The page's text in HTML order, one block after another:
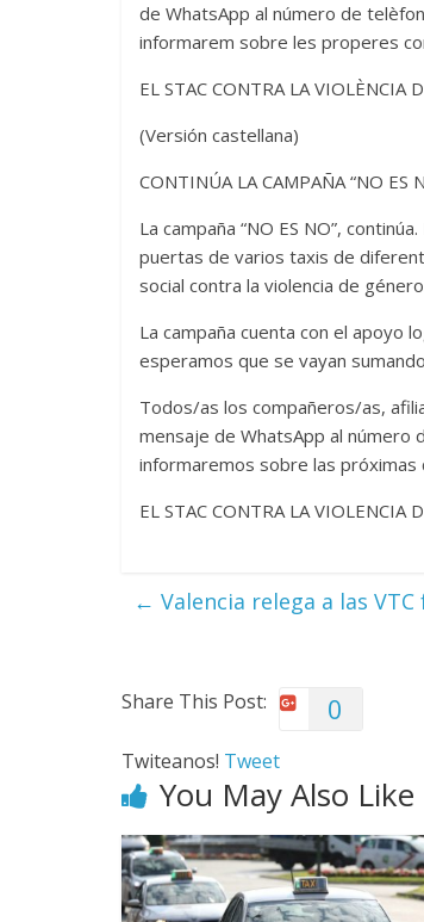
de WhatsApp al número de
informarem sobre les properes
EL STAC CONTRA LA VIOLÈNCIA
(Versión castellana)
CONTINÚA LA CAMPAÑA “NO ES
La campaña “NO ES NO”,
puertas de varios taxis de
social contra la violencia de
La campaña cuenta con el apoyo
esperamos que se vayan
Todos/as los compañeros/as,
mensaje de WhatsApp al número
informaremos sobre las próximas
EL STAC CONTRA LA VIOLENCIA
← Valencia relega a las
Share This Post: 0
Twiteanos! Tweet
You May Also Like